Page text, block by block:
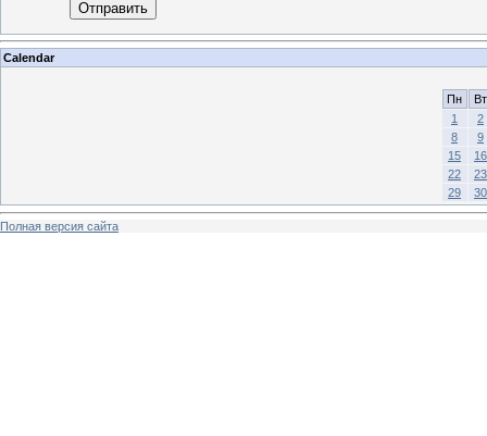
Отправить
Calendar
Пн
Вт
1
2
8
9
15
16
22
23
29
30
Полная версия сайта